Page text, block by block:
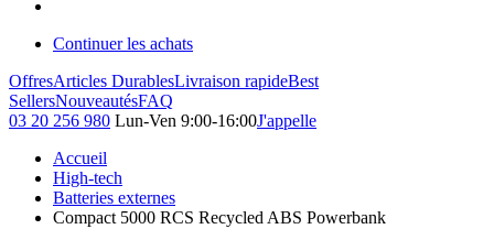
Continuer les achats
OffresArticles DurablesLivraison rapideBest
SellersNouveautésFAQ
03 20 256 980 Lun-Ven 9:00-16:00J'appelle
Accueil
High-tech
Batteries externes
Compact 5000 RCS Recycled ABS Powerbank